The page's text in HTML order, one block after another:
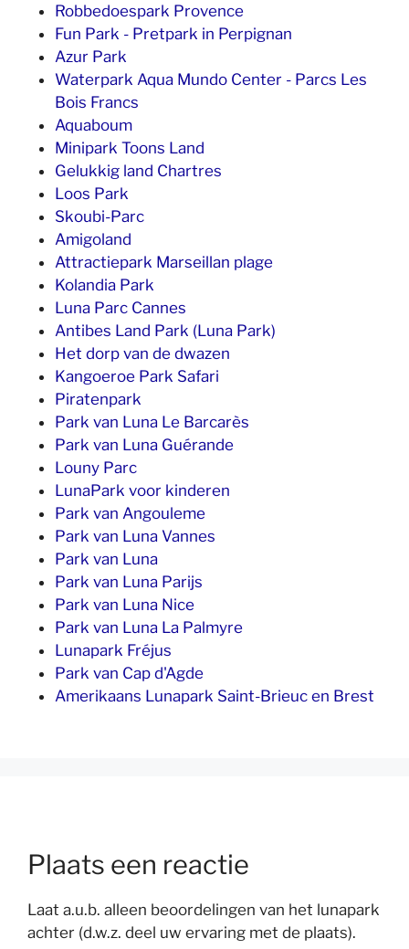
Robbedoespark Provence
Fun Park - Pretpark in Perpignan
Azur Park
Waterpark Aqua Mundo Center - Parcs Les
Bois Francs
Aquaboum
Minipark Toons Land
Gelukkig land Chartres
Loos Park
Skoubi-Parc
Amigoland
Attractiepark Marseillan plage
Kolandia Park
Luna Parc Cannes
Antibes Land Park (Luna Park)
Het dorp van de dwazen
Kangoeroe Park Safari
Piratenpark
Park van Luna Le Barcarès
Park van Luna Guérande
Louny Parc
LunaPark voor kinderen
Park van Angouleme
Park van Luna Vannes
Park van Luna
Park van Luna Parijs
Park van Luna Nice
Park van Luna La Palmyre
Lunapark Fréjus
Park van Cap d'Agde
Amerikaans Lunapark Saint-Brieuc en Brest
Plaats een reactie
Laat a.u.b. alleen beoordelingen van het lunapark
achter (d.w.z. deel uw ervaring met de plaats).